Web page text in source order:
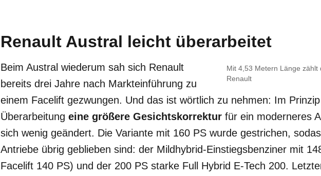
Renault Austral leicht überarbeitet
Mit 4,53 Metern Länge zählt
Renault
Beim Austral wiederum sah sich Renault
bereits drei Jahre nach Markteinführung zu
einem Facelift gezwungen. Und das ist wörtlich zu nehmen: Im
Überarbeitung eine größere Gesichtskorrektur für ein moderneres
sich wenig geändert. Die Variante mit 160 PS wurde gestrichen,
Antriebe übrig geblieben sind: der Mildhybrid-Einstiegsbenziner mit
Facelift 140 PS) und der 200 PS starke Full Hybrid E-Tech 200.